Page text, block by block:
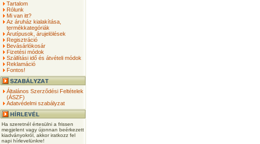
Tartalom
Rólunk
Mi van itt?
Az áruház kialakítása,
termékkategóriák
Árutípusok, árujelölések
Regisztráció
Bevásárlókosár
Fizetési módok
Szállítási idő és átvételi módok
Reklamáció
Fontos!
Általános Szerződési Feltételek
(ÁSZF)
Adatvédelmi szabályzat
Ha szeretnél értesülni a frissen
megjelent vagy újonnan beérkezett
kiadványokról, akkor iratkozz fel
napi hírlevelünkre!